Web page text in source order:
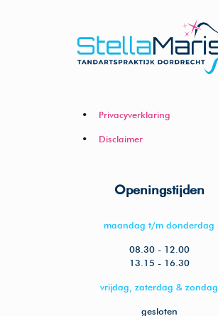
Privacyverklaring
Disclaimer
Openingstijden
maandag t/m donderdag
08.30 - 12.00
13.15 - 16.30
vrijdag, zaterdag & zondag
gesloten